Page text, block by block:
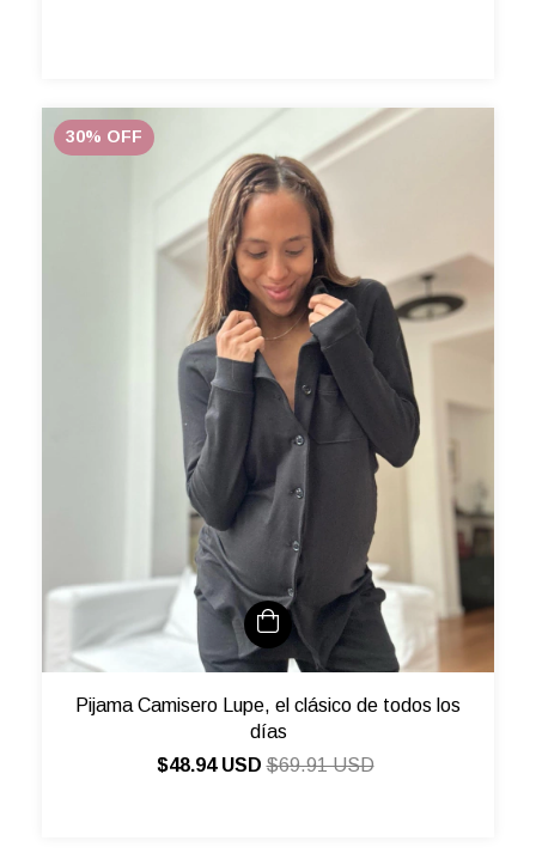
30% OFF
Pijama Camisero Lupe, el clásico de todos los
días
$48.94 USD$69.91 USD